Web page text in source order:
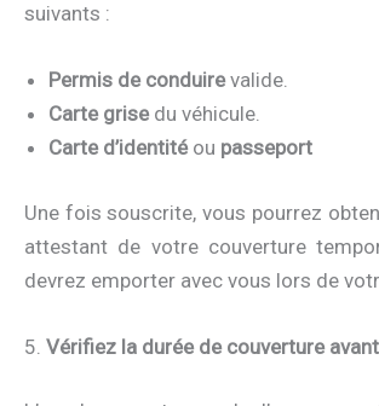
suivants :
Permis de conduirevalide.
Carte grisedu véhicule.
Carte d’identitéou passeport
Une fois souscrite, vous pourrez
attestant de votre couverture
devrez emporter avec vous lors de
5. Vérifiez la durée de couverture